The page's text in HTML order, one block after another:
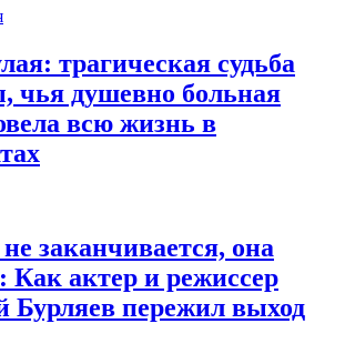
трагическая судьба
чья душевно больная
всю жизнь в
заканчивается, она
Как актер и режиссер
Бурляев пережил выход